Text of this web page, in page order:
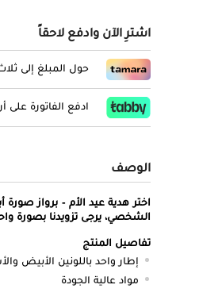
اشترِ الآن وادفع لاحقاً
حول المبلغ إلى
ادفع الفاتورة على
الوصف
اختر هدية عيد الأم - برواز
الشخصي، يرجى تزويدنا بصورة
تفاصيل المنتج
إطار واحد باللونين الأبيض
مواد عالية الجودة